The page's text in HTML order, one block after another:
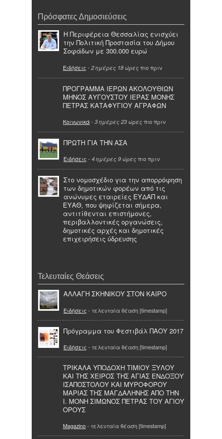
Πρόσφατες Δημοσιεύσεις
Η Περιφέρεια Θεσσαλίας ενισχύει
την Πολιτική Προστασία του Δήμου
Σοφάδων με 300.000 ευρώ
Ειδήσεις - 2 ημέρες 18 ώρες πιο πριν
ΠΡΟΓΡΑΜΜΑ ΙΕΡΩΝ ΑΚΟΛΟΥΘΙΩΝ
ΜΗΝΟΣ ΑΥΓΟΥΣΤΟΥ ΙΕΡΑΣ ΜΟΝΗΣ
ΠΕΤΡΑΣ ΚΑΤΑΦΥΓΙΟΥ ΑΓΡΑΦΩΝ
Κοινωνικά- 3 ημέρες 23 ώρες πιο πριν
ΠΡΩΤΗ ΓΙΑ ΤΗΝ ΑΣΑ
Ειδήσεις - 4 ημέρες 9 ώρες πιο πριν
Στο νομοσχέδιο για την απορρόφηση
των δημοτικών φορέων από τις
ανώνυμες εταιρείες ΕΥΔΑΠ και
ΕΥΑΘ, που ψηφίζεται σήμερα,
αντιτίθενται επιστήμονες,
περιβαλλοντικές οργανώσεις,
δημοτικές αρχές και δημοτικές
επιχειρήσεις ύδρευσης
Τελευταίες Θεάσεις
ΑΛΛΑΓΗ ΣΚΗΝΙΚΟΥ ΣΤΟΝ ΚΑΙΡΟ
Ειδήσεις - τελευταία θέαση [timestamp]
Πρόγραμμα του Φεστιβάλ ΠΑΟΥ 2017
Ειδήσεις - τελευταία θέαση [timestamp]
ΤΡΙΚΑΛΑ ΥΠΟΔΟΧΗ ΤΙΜΙΟΥ ΞΥΛΟΥ
ΚΑΙ ΤΗΣ ΧΕΙΡΟΣ ΤΗΣ ΑΓΙΑΣ ΕΝΔΟΞΟΥ
ΙΣΑΠΟΣΤΟΛΟΥ ΚΑΙ ΜΥΡΟΦΟΡΟΥ
ΜΑΡΙΑΣ ΤΗΣ ΜΑΓΔΑΛΗΝΗΣ ΑΠΟ ΤΗΝ
Ι. ΜΟΝΗ ΣΙΜΩΝΟΣ ΠΕΤΡΑΣ ΤΟΥ ΑΓΙΟΥ
ΟΡΟΥΣ
Magazino- τελευταία θέαση [timestamp]